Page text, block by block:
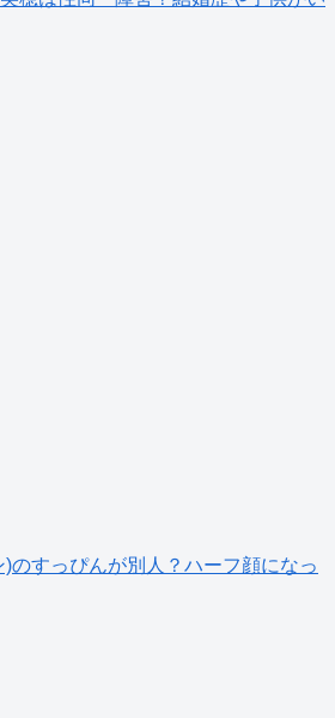
のすっぴんが別人？ハーフ顔になっ